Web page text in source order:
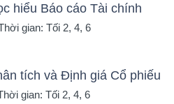
hiểu Báo cáo Tài chính
gian: Tối 2, 4, 6
tích và Định giá Cổ phiếu
gian: Tối 2, 4, 6